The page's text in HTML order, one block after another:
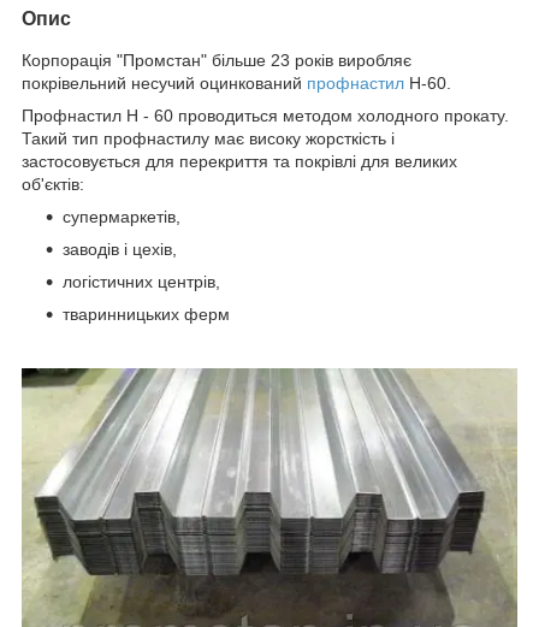
Опис
Корпорація "Промстан" більше 23 років виробляє
покрівельний несучий оцинкований профнастил Н-60.
Профнастил Н - 60 проводиться методом холодного прокату.
Такий тип профнастилу має високу жорсткість і
застосовується для перекриття та покрівлі для великих
об'єктів:
супермаркетів,
заводів і цехів,
логістичних центрів,
тваринницьких ферм